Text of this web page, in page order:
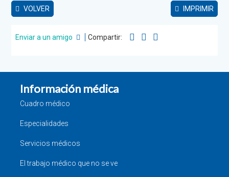
VOLVER IMPRIMIR
Enviar a un amigo Compartir:
Información médica
Cuadro médico
Especialidades
Servicios médicos
El trabajo médico que no se ve